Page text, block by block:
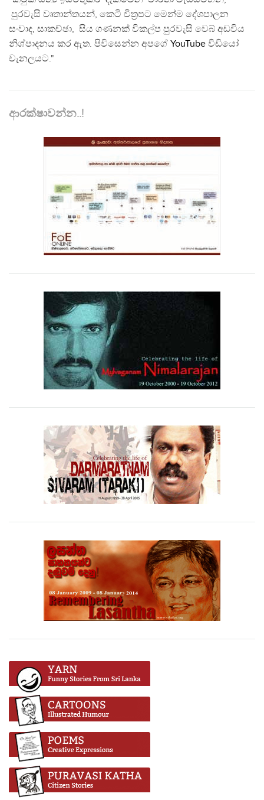
පුරවැසි වෘතාන්තයන්, කෙටි චිත්‍රපට මෙන්ම දේශපාලන
සංවාද, සාකච්ඡා, සිය ගණනක් විකල්ප පුරවැසි වෙබ් අඩවිය
නිශ්පාදනය කර ඇත. පිවිසෙන්න අපගේ YouTube වීඩියෝ
චැනලයට."
ආරක්ෂාවන්න..!